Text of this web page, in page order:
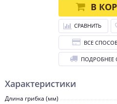
Характеристики
Длина грибка (мм)
В
СРАВНИТЬ
ВСЕ
ПОДРОБНЕЕ